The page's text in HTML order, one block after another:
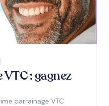
: gagnez
parrainage VTC